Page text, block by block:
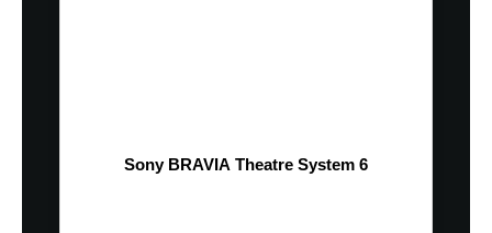
Sony BRAVIA Theatre System 6